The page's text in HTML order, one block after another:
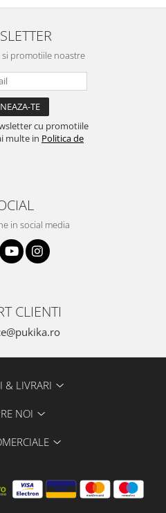
promotiile noastre
cu promotiile
multe in Politica de
in social media
CLIENTI
& LIVRARI
NOI